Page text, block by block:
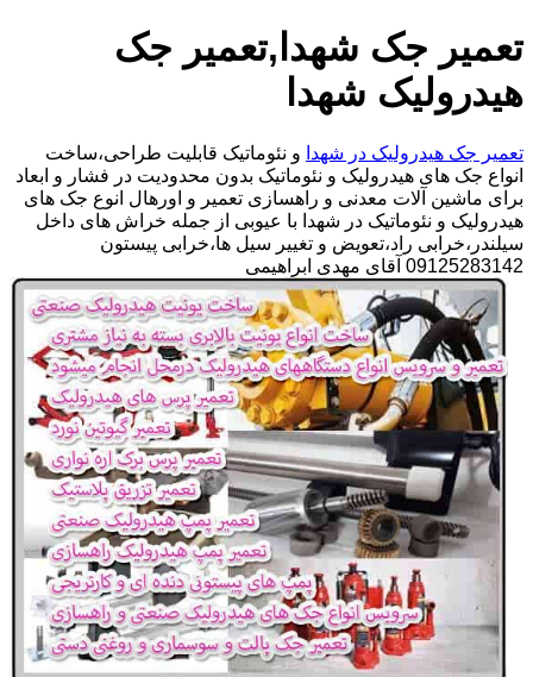
تعمیر جک شهدا,تعمیر جک
هیدرولیک شهدا
تعمیر جک هیدرولیک در شهدا و نئوماتیک قابلیت طراحی،ساخت
انواع جک های هیدرولیک و نئوماتیک بدون محدودیت در فشار و ابعاد
برای ماشین آلات معدنی و راهسازی تعمیر و اورهال انوع جک های
هیدرولیک و نئوماتیک در شهدا با عیوبی از جمله خراش های داخل
سیلندر،خرابی راد،تعویض و تغییر سیل ها،خرابی پیستون
09125283142 آقای مهدی ابراهیمی